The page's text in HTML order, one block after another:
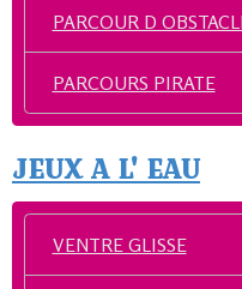
PARCOUR D
PARCOURS PIRATE
JEUX A L' EAU
VENTRE GLISSE